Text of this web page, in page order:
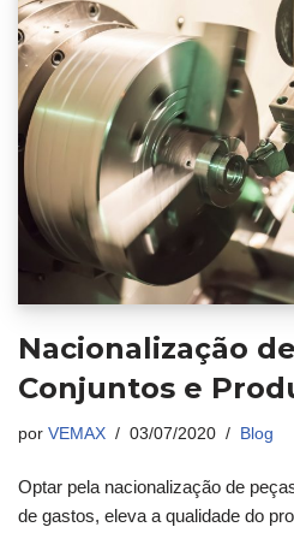
Nacionalização
Conjuntos e
por VEMAX 03/07/2020 Blog
Optar pela nacionalização de
de gastos, eleva a qualidade do